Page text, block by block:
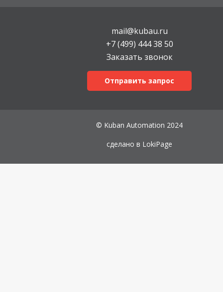
mail@kubau.ru
+7 (499) 444 38 50
Заказать звонок
Отправить запрос
© Kuban Automation 2024
сделано в LokiPage